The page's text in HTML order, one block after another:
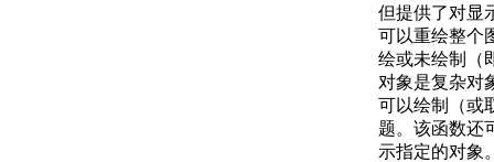
（AutoLISP/ActiveX）
但提供了对显
可以重绘整个
绘或未绘制（
对象是复杂对
可以绘制（或
题。该函数还
示指定的对象